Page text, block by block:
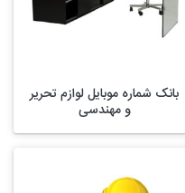
بانک شماره موبایل لوازم تحریر
و مهندسی